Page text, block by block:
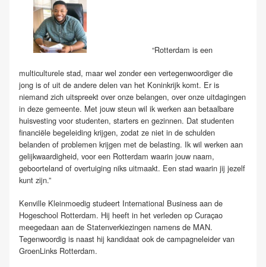
“Rotterdam is een
multiculturele stad, maar wel zonder een vertegenwoordiger die
jong is of uit de andere delen van het Koninkrijk komt. Er is
niemand zich uitspreekt over onze belangen, over onze uitdagingen
in deze gemeente. Met jouw steun wil ik werken aan betaalbare
huisvesting voor studenten, starters en gezinnen. Dat studenten
financiële begeleiding krijgen, zodat ze niet in de schulden
belanden of problemen krijgen met de belasting. Ik wil werken aan
gelijkwaardigheid, voor een Rotterdam waarin jouw naam,
geboorteland of overtuiging niks uitmaakt. Een stad waarin jij jezelf
kunt zijn.”
Kenville Kleinmoedig studeert International Business aan de
Hogeschool Rotterdam. Hij heeft in het verleden op Curaçao
meegedaan aan de Statenverkiezingen namens de MAN.
Tegenwoordig is naast hij kandidaat ook de campagneleider van
GroenLinks Rotterdam.